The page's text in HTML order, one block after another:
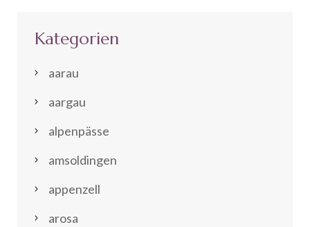
Kategorien
aarau
aargau
alpenpässe
amsoldingen
appenzell
arosa